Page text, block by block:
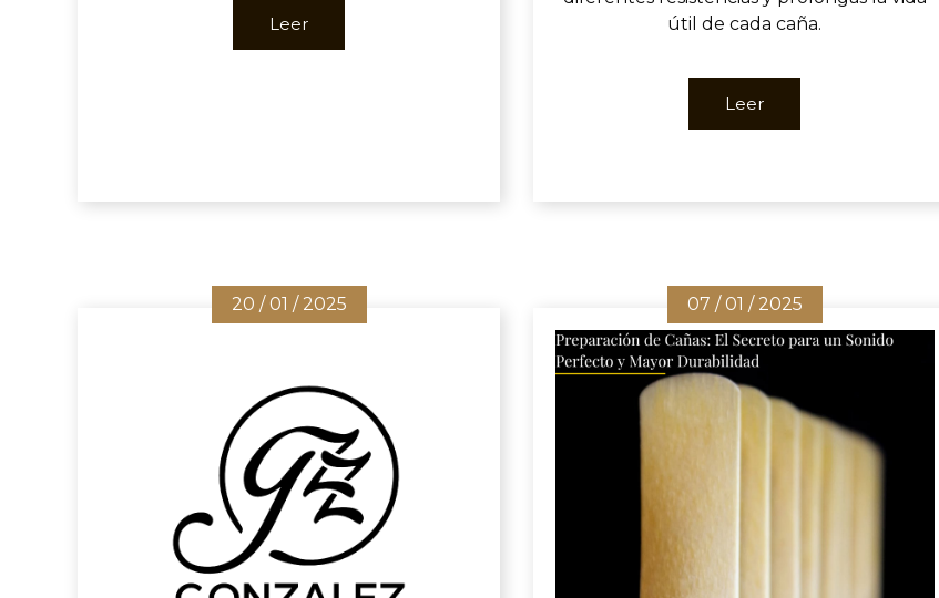
Leer
útil de cada caña.
Leer
20 / 01 / 2025 07 / 01 / 2025